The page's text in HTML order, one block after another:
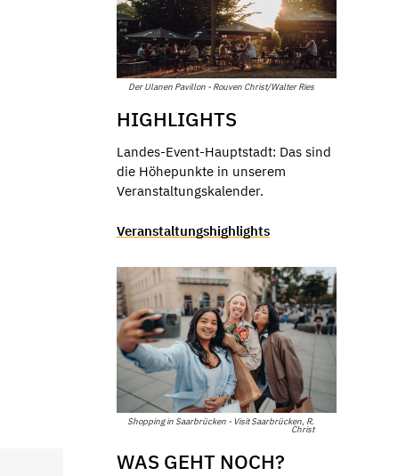
Der Ulanen Pavillon - Rouven Christ/Walter Ries
HIGHLIGHTS
Landes-Event-Hauptstadt: Das sind
die Höhepunkte in unserem
Veranstaltungskalender.
Veranstaltungshighlights
Shopping in Saarbrücken - Visit Saarbrücken, R.
Christ
WAS GEHT NOCH?